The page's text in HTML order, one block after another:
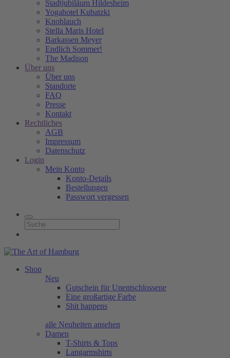
Stadtjubiläum Hildesheim
Yogahotel Kubatzki
Knoblauch
Stella Maris Hotel
Barkassen Meyer
Endlich Sommer!
The Madison
Über uns
Über uns
Standorte
FAQ
Presse
Kontakt
Rechtliches
AGB
Impressum
Datenschutz
Login
Mein Konto
Konto-Details
Bestellungen
Passwort vergessen
Shop
Neu
Gutschein für Unentschlossene
Eine großartige Farbe
Shit happens
alle Neuheiten ansehen
Damen
T-Shirts & Tops
Langarmshirts